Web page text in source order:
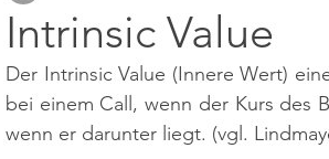
Intrinsic Value
Der Intrinsic Value (Innere Wert)
bei einem Call, wenn der Kurs des
wenn er darunter liegt. (vgl.